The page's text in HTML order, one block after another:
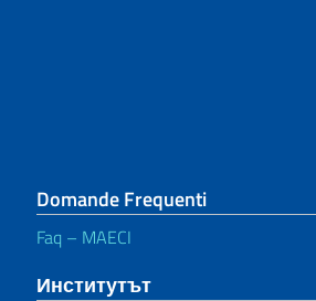
Domande Frequenti
Faq – MAECI
Институтът